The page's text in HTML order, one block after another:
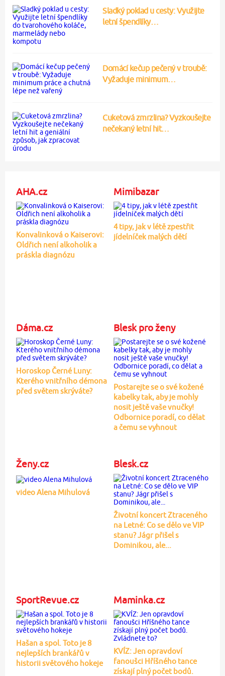
Sladký poklad u cesty: Využijte
letní špendlíky…
Domácí kečup pečený v troubě:
Vyžaduje minimum…
Cuketová zmrzlina? Vyzkoušejte
nečekaný letní hit…
AHA.cz
Konvalinková o Kaiserovi:
Oldřich není alkoholik a
práskla diagnózu
Mimibazar
4 tipy, jak v létě zpestřit
jídelníček malých dětí
Dáma.cz
Horoskop Černé Luny:
Kterého vnitřního démona
před světem skrýváte?
Blesk pro ženy
Postarejte se o své kožené
kabelky tak, aby je mohly
nosit ještě vaše vnučky!
Odbornice poradí, co dělat
a čemu se vyhnout
Ženy.cz
video Alena Mihulová
Blesk.cz
Životní koncert Ztraceného
na Letné: Co se dělo ve VIP
stanu? Jágr přišel s
Dominikou, ale...
SportRevue.cz
Hašan a spol. Toto je 8
nejlepších brankářů v
historii světového hokeje
Maminka.cz
KVÍZ: Jen opravdoví
fanoušci Hříšného tance
získají plný počet bodů.